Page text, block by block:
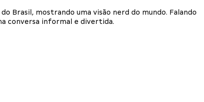
Brasil, mostrando uma visão nerd do mundo. Falando
conversa informal e divertida.